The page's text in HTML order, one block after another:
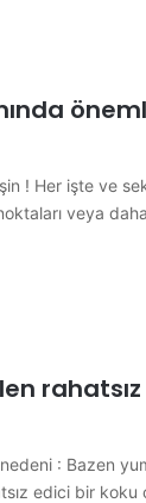
! Her işte ve
veya
: Bazen
edici bir koku